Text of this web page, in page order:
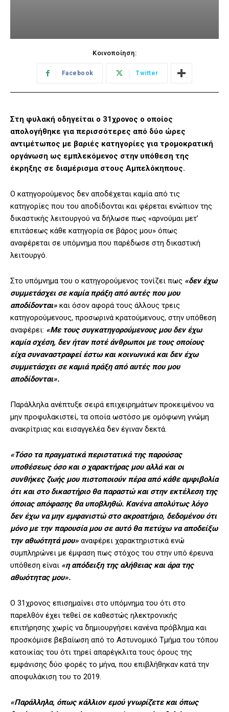
Κοινοποίηση:
Facebook Twitter
Στη φυλακή οδηγείται ο 31χρονος ο οποίος
απολογήθηκε για περισσότερες από δύο ώρες
αντιμέτωπος με βαριές κατηγορίες για τρομοκρατική
οργάνωση ως εμπλεκόμενος στην υπόθεση της
έκρηξης σε διαμέρισμα στους Αμπελόκηπους.
Ο κατηγορούμενος δεν αποδέχεται καμία από τις
κατηγορίες που του αποδίδονται και φέρεται ενώπιον της
δικαστικής λειτουργού να δήλωσε πως «αρνούμαι μετ’
επιτάσεως κάθε κατηγορία σε βάρος μου» όπως
αναφέρεται σε υπόμνημα που παρέδωσε στη δικαστική
λειτουργό.
Στο υπόμνημα του ο κατηγορούμενος τονίζει πως «δεν έχω
συμμετάσχει σε καμία πράξη από αυτές που μου
αποδίδονται» και όσον αφορά τους άλλους τρεις
κατηγορούμενους, προσωρινά κρατούμενους, στην υπόθεση
αναφέρει: «Με τους συγκατηγορούμενους μου δεν έχω
καμία σχέση, δεν ήταν ποτέ άνθρωποι με τους οποίους
είχα συναναστραφεί έστω και κοινωνικά και δεν έχω
συμμετάσχει σε καμιά πράξη από αυτές που μου
αποδίδονται».
Παράλληλα ανέπτυξε σειρά επιχειρημάτων προκειμένου να
μην προφυλακιστεί, τα οποία ωστόσο με ομόφωνη γνώμη
ανακρίτριας και εισαγγελέα δεν έγιναν δεκτά.
«Τόσο τα πραγματικά περιστατικά της παρούσας
υποθέσεως όσο και ο χαρακτήρας μου αλλά και οι
συνθήκες ζωής μου πιστοποιούν πέρα από κάθε αμφιβολία
ότι και στο δικαστήριο θα παραστώ και στην εκτέλεση της
όποιας απόφασης θα υποβληθώ. Κανένα απολύτως λόγο
δεν έχω να μην εμφανιστώ στο ακροατήριο, δεδομένου ότι
μόνο με την παρουσία μου σε αυτό θα πετύχω να αποδείξω
την αθωότητά μου» αναφέρει χαρακτηριστικά ενώ
συμπληρώνει με έμφαση πως στόχος του στην υπό έρευνα
υπόθεση είναι «η απόδειξη της αλήθειας και άρα της
αθωότητας μου».
Ο 31χρονος επισημαίνει στο υπόμνημα του ότι στο
παρελθόν έχει τεθεί σε καθεστώς ηλεκτρονικής
επιτήρησης χωρίς να δημιουργήσει κανένα πρόβλημα και
προσκόμισε βεβαίωση από το Αστυνομικό Τμήμα του τόπου
κατοικίας του ότι τηρεί απαρέγκλιτα τους όρους της
εμφάνισης δύο φορές το μήνα, που επιβλήθηκαν κατά την
αποφυλάκιση του το 2019.
«Παράλληλα, όπως κάλλιον εμού γνωρίζετε και όπως